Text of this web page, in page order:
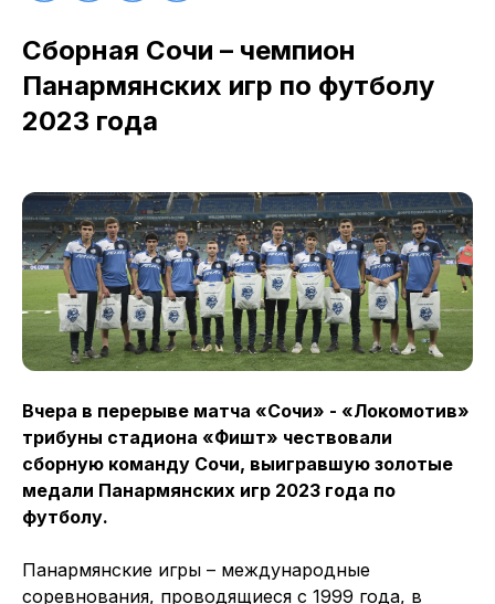
Сборная Сочи – чемпион
Панармянских игр по футболу
2023 года
Вчера в перерыве матча «Сочи» - «Локомотив»
трибуны стадиона «Фишт» чествовали
сборную команду Сочи, выигравшую золотые
медали Панармянских игр 2023 года по
футболу.
Панармянские игры – международные
соревнования, проводящиеся с 1999 года, в